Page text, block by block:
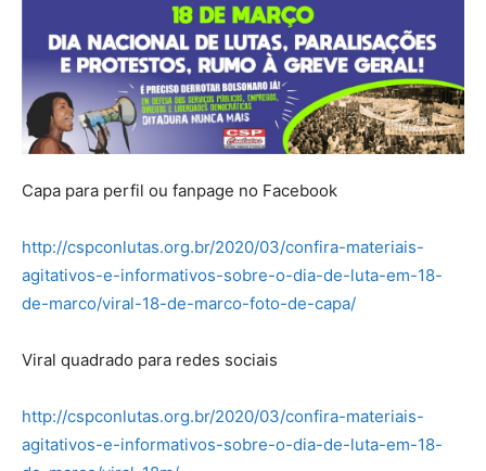
Capa para perfil ou fanpage no Facebook
http://cspconlutas.org.br/2020/03/confira-materiais-
agitativos-e-informativos-sobre-o-dia-de-luta-em-18-
de-marco/viral-18-de-marco-foto-de-capa/
Viral quadrado para redes sociais
http://cspconlutas.org.br/2020/03/confira-materiais-
agitativos-e-informativos-sobre-o-dia-de-luta-em-18-